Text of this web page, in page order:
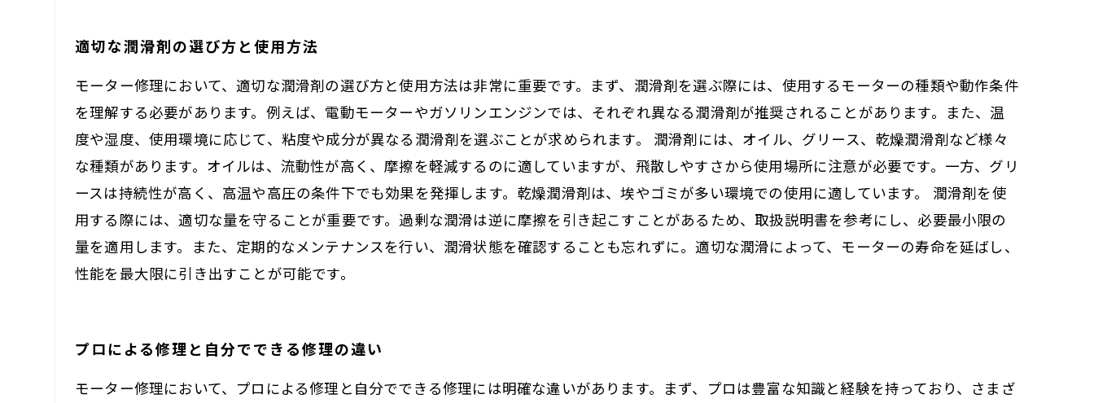
適切な潤滑剤の選び方と使用方法
モーター修理において、適切な潤滑剤の選び方と使用方法は非常に重要です。まず、潤滑剤を選ぶ際には、使用するモーターの種類や動作条件
を理解する必要があります。例えば、電動モーターやガソリンエンジンでは、それぞれ異なる潤滑剤が推奨されることがあります。また、温
度や湿度、使用環境に応じて、粘度や成分が異なる潤滑剤を選ぶことが求められます。 潤滑剤には、オイル、グリース、乾燥潤滑剤など様々
な種類があります。オイルは、流動性が高く、摩擦を軽減するのに適していますが、飛散しやすさから使用場所に注意が必要です。一方、グリ
ースは持続性が高く、高温や高圧の条件下でも効果を発揮します。乾燥潤滑剤は、埃やゴミが多い環境での使用に適しています。 潤滑剤を使
用する際には、適切な量を守ることが重要です。過剰な潤滑は逆に摩擦を引き起こすことがあるため、取扱説明書を参考にし、必要最小限の
量を適用します。また、定期的なメンテナンスを行い、潤滑状態を確認することも忘れずに。適切な潤滑によって、モーターの寿命を延ばし、
性能を最大限に引き出すことが可能です。
プロによる修理と自分でできる修理の違い
モーター修理において、プロによる修理と自分でできる修理には明確な違いがあります。まず、プロは豊富な知識と経験を持っており、さまざ